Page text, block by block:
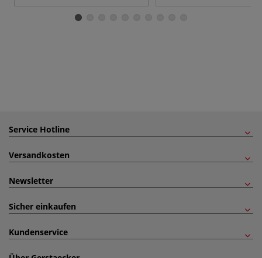
Service Hotline
Versandkosten
Newsletter
Sicher einkaufen
Kundenservice